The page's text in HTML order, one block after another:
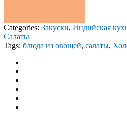
Categories: Закуски, Индийская
Салаты
Tags: блюда из овощей, салаты,